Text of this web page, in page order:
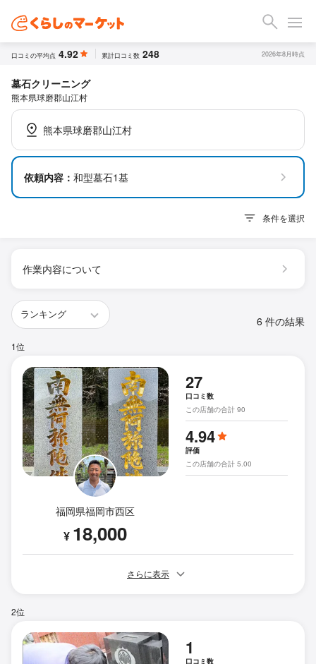
口コミの平均点 4.92 累計口コミ数 248 2026年8月時点
墓石クリーニング
熊本県球磨郡山江村
熊本県球磨郡山江村
依頼内容： 和型墓石1基
条件を選択
作業内容について
6 件の結果
1位
福岡県福岡市西区
¥ 18,000
27
口コミ数
この店舗の合計 90
4.94
評価
この店舗の合計 5.00
さらに表示
2位
1
口コミ数